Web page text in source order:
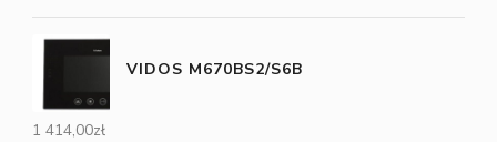
VIDOS M670BS2/S6B
1 414,00zł